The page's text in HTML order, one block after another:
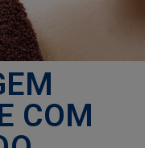
COM